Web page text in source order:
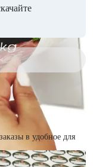
в удобное для